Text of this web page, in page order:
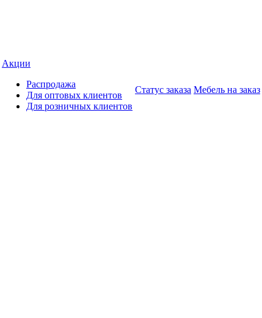
Акции
Распродажа
Для оптовых клиентов
Для розничных клиентов
Статус заказа Мебель на заказ